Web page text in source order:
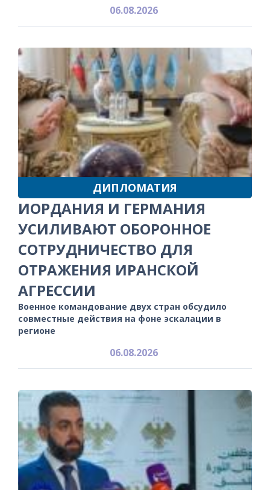
06.08.2026
ДИПЛОМАТИЯ
ИОРДАНИЯ И ГЕРМАНИЯ
УСИЛИВАЮТ ОБОРОННОЕ
СОТРУДНИЧЕСТВО ДЛЯ
ОТРАЖЕНИЯ ИРАНСКОЙ
АГРЕССИИ
Военное командование двух стран обсудило
совместные действия на фоне эскалации в
регионе
06.08.2026